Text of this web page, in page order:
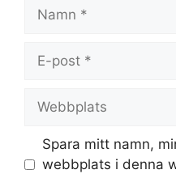
post
Spara mitt namn,
webbplats i denna